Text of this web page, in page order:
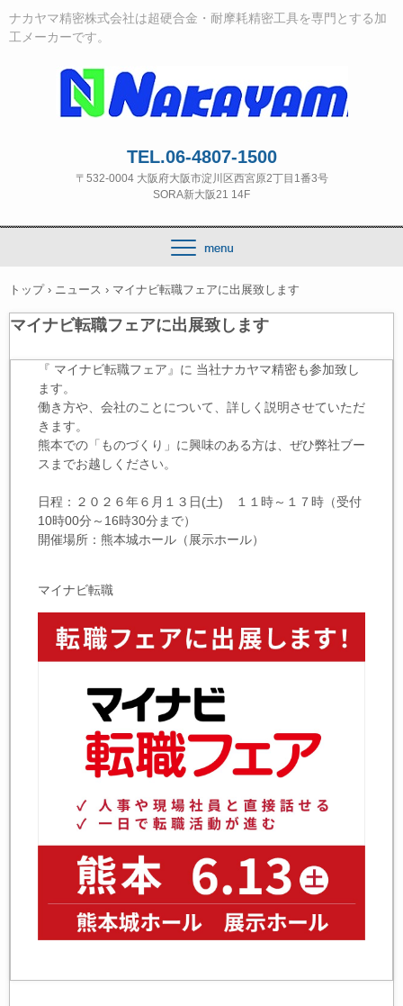
ナカヤマ精密株式会社は超硬合金・耐摩耗精密工具を専門とする加
工メーカーです。
TEL.06-4807-1500
〒532‐0004 大阪府大阪市淀川区西宮原2丁目1番3号
SORA新大阪21 14F
トップ › ニュース › マイナビ転職フェアに出展致します
マイナビ転職フェアに出展致します
『 マイナビ転職フェア』に 当社ナカヤマ精密も参加致し
ます。
働き方や、会社のことについて、詳しく説明させていただ
きます。
熊本での「ものづくり」に興味のある方は、ぜひ弊社ブー
スまでお越しください。
日程：２０２６年６月１３日(土) １１時～１７時（受付
10時00分～16時30分まで）
開催場所：熊本城ホール（展示ホール）
マイナビ転職